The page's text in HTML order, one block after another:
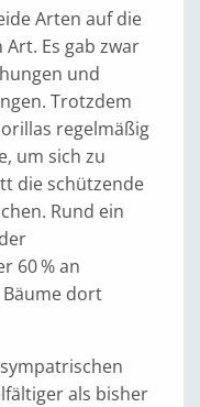
Arten auf die
Es gab zwar
und
Trotzdem
regelmäßig
um sich zu
die schützende
Rund ein
60 % an
Bäume dort
als bisher